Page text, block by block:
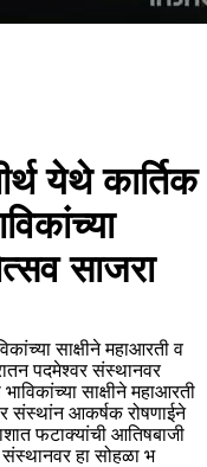
येथे कार्तिक
साजरा
साक्षीने महाआरती व
पदमेश्वर संस्थानवर
साक्षीने महाआरती
संस्थांन आकर्षक रोषणाईने
फटाक्यांची आतिषबाजी
संस्थानवर हा सोहळा भ